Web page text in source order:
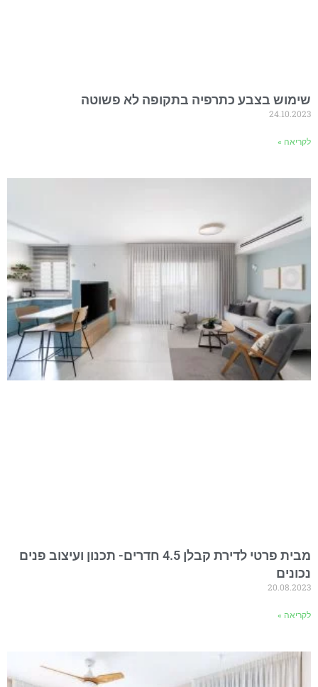
שימוש בצבע כתרפיה בתקופה לא פשוטה
24.10.2023
לקריאה »
מבית פרטי לדירת קבלן 4.5 חדרים- תכנון ועיצוב פנים
נכונים
20.08.2023
לקריאה »